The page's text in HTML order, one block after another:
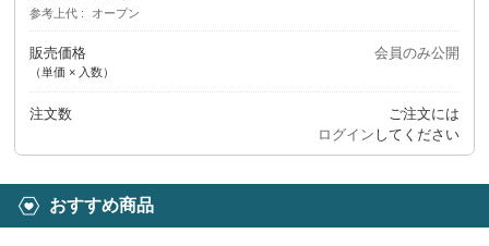
参考上代
オープン
販売価格
（単価 × 入数）
会員のみ公開
注文数
ご注文には
ログイン してください
おすすめ商品